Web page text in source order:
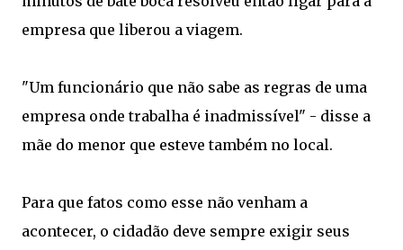
empresa que liberou a viagem.
"Um funcionário que não sabe as regras de uma
empresa onde trabalha é inadmissível" - disse a
mãe do menor que esteve também no local.
Para que fatos como esse não venham a
acontecer, o cidadão deve sempre exigir seus